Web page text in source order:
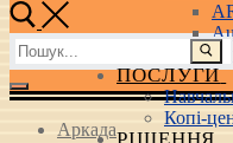
3D
ПОСЛУГИ
Копі-
Пошук:
Аркада